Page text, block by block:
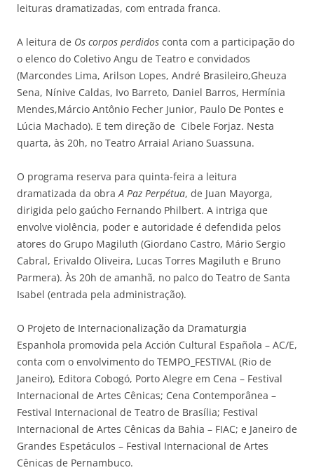
leituras dramatizadas, com entrada franca.
A leitura de Os corpos perdidos conta com a participação do
o elenco do Coletivo Angu de Teatro e convidados
(Marcondes Lima, Arilson Lopes, André Brasileiro,Gheuza
Sena, Nínive Caldas, Ivo Barreto, Daniel Barros, Hermínia
Mendes,Márcio Antônio Fecher Junior, Paulo De Pontes e
Lúcia Machado). E tem direção de Cibele Forjaz. Nesta
quarta, às 20h, no Teatro Arraial Ariano Suassuna.
O programa reserva para quinta-feira a leitura
dramatizada da obraA Paz Perpétua, de Juan Mayorga,
dirigida pelo gaúcho Fernando Philbert. A intriga que
envolve violência, poder e autoridade é defendida pelos
atores do Grupo Magiluth (Giordano Castro, Mário Sergio
Cabral, Erivaldo Oliveira, Lucas Torres Magiluth e Bruno
Parmera). Às 20h de amanhã, no palco do Teatro de Santa
Isabel (entrada pela administração).
O Projeto de Internacionalização da Dramaturgia
Espanhola promovida pela Acción Cultural Española – AC/E,
conta com o envolvimento do TEMPO_FESTIVAL (Rio de
Janeiro), Editora Cobogó, Porto Alegre em Cena – Festival
Internacional de Artes Cênicas; Cena Contemporânea –
Festival Internacional de Teatro de Brasília; Festival
Internacional de Artes Cênicas da Bahia – FIAC; e Janeiro de
Grandes Espetáculos – Festival Internacional de Artes
Cênicas de Pernambuco.